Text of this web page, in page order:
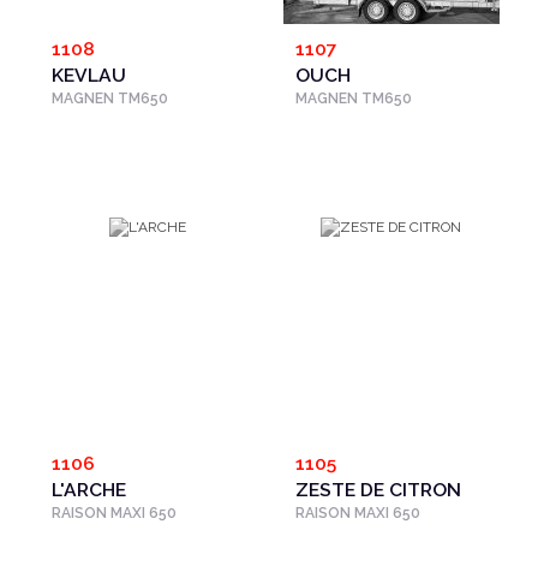
1108
KEVLAU
MAGNEN TM650
1107
OUCH
MAGNEN TM650
1106
L'ARCHE
RAISON MAXI 650
1105
ZESTE DE CITRON
RAISON MAXI 650